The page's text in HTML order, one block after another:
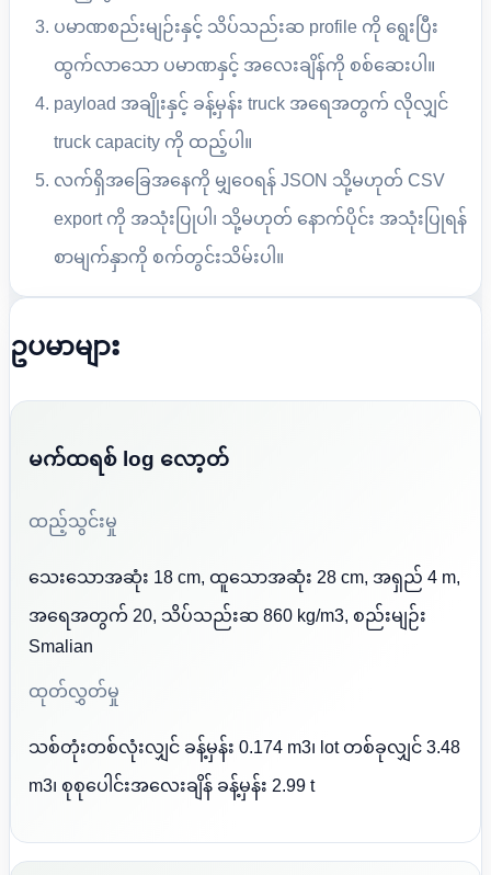
ပမာဏစည်းမျဉ်းနှင့် သိပ်သည်းဆ profile ကို ရွေးပြီး
ထွက်လာသော ပမာဏနှင့် အလေးချိန်ကို စစ်ဆေးပါ။
payload အချိုးနှင့် ခန့်မှန်း truck အရေအတွက် လိုလျှင်
truck capacity ကို ထည့်ပါ။
လက်ရှိအခြေအနေကို မျှဝေရန် JSON သို့မဟုတ် CSV
export ကို အသုံးပြုပါ၊ သို့မဟုတ် နောက်ပိုင်း အသုံးပြုရန်
စာမျက်နှာကို စက်တွင်းသိမ်းပါ။
ဥပမာများ
မက်ထရစ် log လော့တ်
ထည့်သွင်းမှု
သေးသောအဆုံး 18 cm, ထူသောအဆုံး 28 cm, အရှည် 4 m,
အရေအတွက် 20, သိပ်သည်းဆ 860 kg/m3, စည်းမျဉ်း
Smalian
ထုတ်လွှတ်မှု
သစ်တုံးတစ်လုံးလျှင် ခန့်မှန်း 0.174 m3၊ lot တစ်ခုလျှင် 3.48
m3၊ စုစုပေါင်းအလေးချိန် ခန့်မှန်း 2.99 t